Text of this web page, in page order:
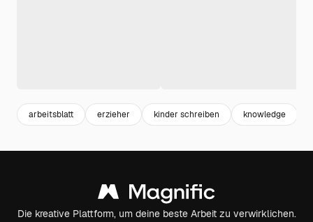
arbeitsblatt erzieher kinder schreiben knowledge
Die kreative Plattform, um deine beste Arbeit zu verwirklichen.